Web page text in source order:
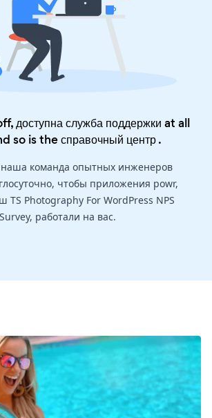
доступна служба поддержки at all
so is theсправочный центр.
наша команда опытных инженеров
чтобы приложения powr,
TS Photography For WordPress NPS
Survey, работали на вас.